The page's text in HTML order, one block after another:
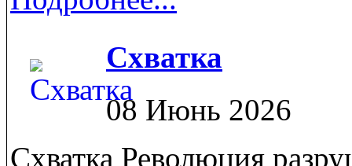
Схватка
08 Июнь 2026
Схватка Революция